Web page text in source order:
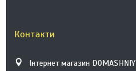
Контакти
Інтернет магазин DOMASHNIY